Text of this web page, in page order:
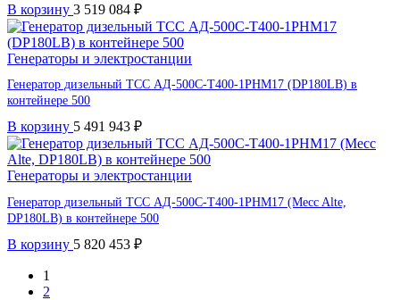
В корзину 3 519 084 ₽
Генераторы и электростанции
Генератор дизельный ТСС АД-500С-Т400-1РНМ17 (DP180LB) в
контейнере 500
В корзину 5 491 943 ₽
Генераторы и электростанции
Генератор дизельный ТСС АД-500С-Т400-1РНМ17 (Mecc Alte,
DP180LB) в контейнере 500
В корзину 5 820 453 ₽
1
2